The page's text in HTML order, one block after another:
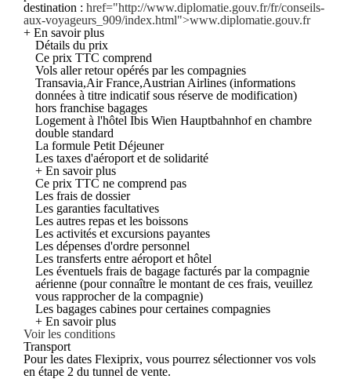
destination : href="http://www.diplomatie.gouv.fr/fr/conseils-
aux-voyageurs_909/index.html">www.diplomatie.gouv.fr
+ En savoir plus
Détails du prix
Ce prix TTC comprend
Vols aller retour opérés par les compagnies
Transavia,Air France,Austrian Airlines (informations
données à titre indicatif sous réserve de modification)
hors franchise bagages
Logement à l'hôtel Ibis Wien Hauptbahnhof en chambre
double standard
La formule Petit Déjeuner
Les taxes d'aéroport et de solidarité
+ En savoir plus
Ce prix TTC ne comprend pas
Les frais de dossier
Les garanties facultatives
Les autres repas et les boissons
Les activités et excursions payantes
Les dépenses d'ordre personnel
Les transferts entre aéroport et hôtel
Les éventuels frais de bagage facturés par la compagnie
aérienne (pour connaître le montant de ces frais, veuillez
vous rapprocher de la compagnie)
Les bagages cabines pour certaines compagnies
+ En savoir plus
Voir les conditions
Transport
Pour les dates Flexiprix, vous pourrez sélectionner vos vols
en étape 2 du tunnel de vente.